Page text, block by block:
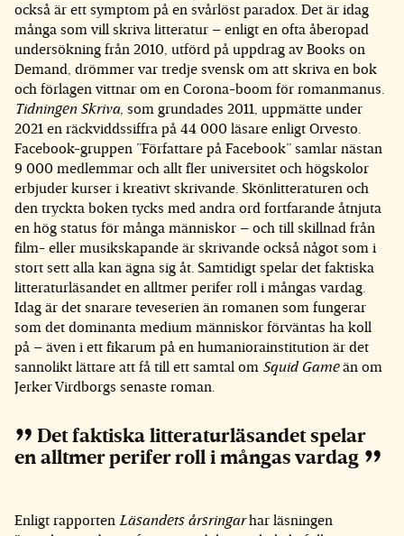
också är ett symptom på en svårlöst paradox. Det är idag
många som vill skriva litteratur – enligt en ofta åberopad
undersökning från 2010, utförd på uppdrag av Books on
Demand, drömmer var tredje svensk om att skriva en bok
och förlagen vittnar om en Corona-boom för romanmanus.
Tidningen Skriva, som grundades 2011, uppmätte under
2021 en räckviddssiffra på 44 000 läsare enligt Orvesto.
Facebook-gruppen ”Författare på Facebook” samlar nästan
9 000 medlemmar och allt fler universitet och högskolor
erbjuder kurser i kreativt skrivande. Skönlitteraturen och
den tryckta boken tycks med andra ord fortfarande åtnjuta
en hög status för många människor – och till skillnad från
film- eller musikskapande är skrivande också något som i
stort sett alla kan ägna sig åt. Samtidigt spelar det faktiska
litteraturläsandet en alltmer perifer roll i mångas vardag.
Idag är det snarare teveserien än romanen som fungerar
som det dominanta medium människor förväntas ha koll
på – även i ett fikarum på en humaniorainstitution är det
sannolikt lättare att få till ett samtal om Squid Gameän om
Jerker Virdborgs senaste roman.
Det faktiska litteraturläsandet spelar
en alltmer perifer roll i mångas vardag
Enligt rapporten Läsandets årsringarhar läsningen